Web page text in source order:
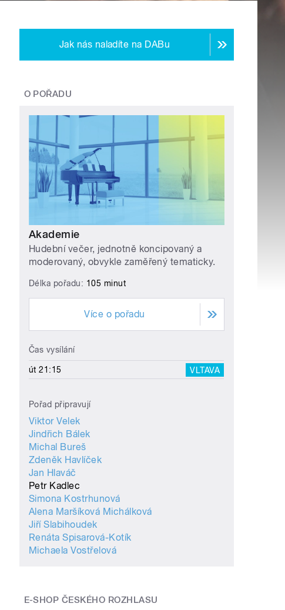
Jak nás naladíte na DABu
O POŘADU
Akademie
Hudební večer, jednotně koncipovaný a
moderovaný, obvykle zaměřený tematicky.
Délka pořadu: 105 minut
Více o pořadu
Čas vysílání
út 21:15 VLTAVA
Pořad připravují
Viktor Velek
Jindřich Bálek
Michal Bureš
Zdeněk Havlíček
Jan Hlaváč
Petr Kadlec
Simona Kostrhunová
Alena Maršíková Michálková
Jiří Slabihoudek
Renáta Spisarová-Kotík
Michaela Vostřelová
E-SHOP ČESKÉHO ROZHLASU